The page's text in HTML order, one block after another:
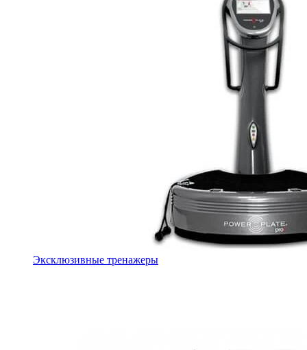
Эксклюзивные тренажеры